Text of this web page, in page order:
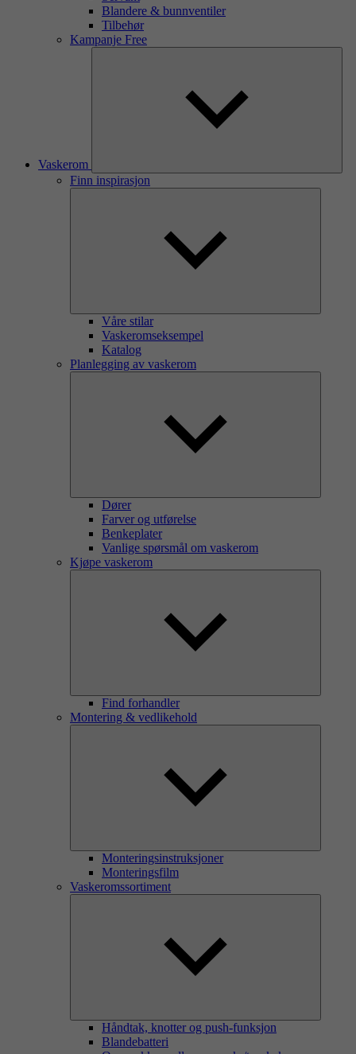
Blandere & bunnventiler
Tilbehør
Kampanje Free
Vaskerom
Finn inspirasjon
Våre stilar
Vaskeromseksempel
Katalog
Planlegging av vaskerom
Dører
Farver og utførelse
Benkeplater
Vanlige spørsmål om vaskerom
Kjøpe vaskerom
Find forhandler
Montering & vedlikehold
Monteringsinstruksjoner
Monteringsfilm
Vaskeromssortiment
Håndtak, knotter og push-funksjon
Blandebatteri